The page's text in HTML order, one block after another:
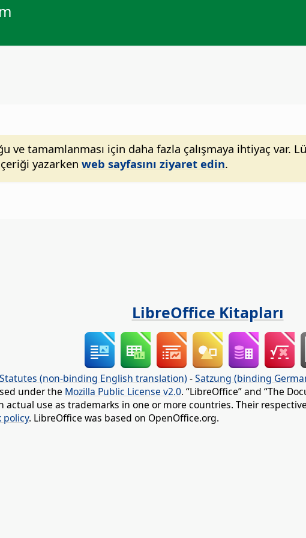
ve tamamlanması için daha fazla çalışmaya ihtiyaç
yazarken web sayfasını ziyaret edin.
LibreOffice Kitapları
Statutes (non-binding English translation) -Satzung (binding
under the Mozilla Public License v2.0. “LibreOffice” and “The
use as trademarks in one or more countries. Their
policy. LibreOffice was based on OpenOffice.org.